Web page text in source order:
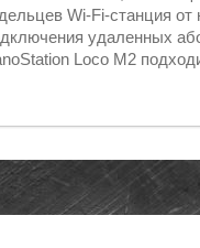
Wi-Fi-станция
удаленных
Loco M2